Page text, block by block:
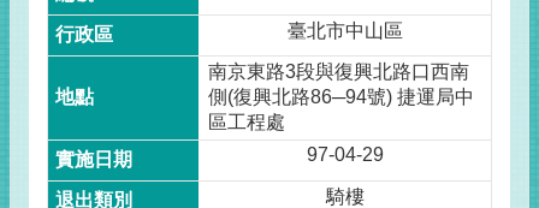
臺北市中山區
南京東路3段與復興北路口西南
側(復興北路86─94號) 捷運局中
區工程處
97-04-29
騎樓